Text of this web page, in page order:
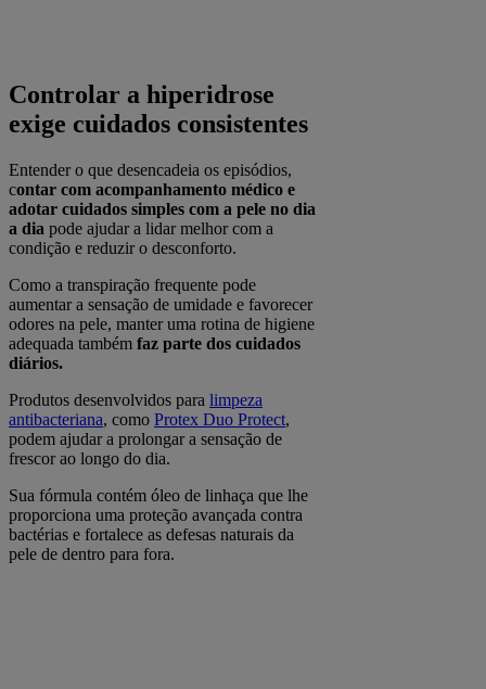
Controlar a hiperidrose
exige cuidados consistentes
Entender o que desencadeia os episódios,
contar com acompanhamento médico e
adotar cuidados simples com a pele no dia
a dia pode ajudar a lidar melhor com a
condição e reduzir o desconforto.
Como a transpiração frequente pode
aumentar a sensação de umidade e favorecer
odores na pele, manter uma rotina de higiene
adequada também faz parte dos cuidados
diários.
Produtos desenvolvidos para limpeza
antibacteriana, como Protex Duo Protect,
podem ajudar a prolongar a sensação de
frescor ao longo do dia.
Sua fórmula contém óleo de linhaça que lhe
proporciona uma proteção avançada contra
bactérias e fortalece as defesas naturais da
pele de dentro para fora.